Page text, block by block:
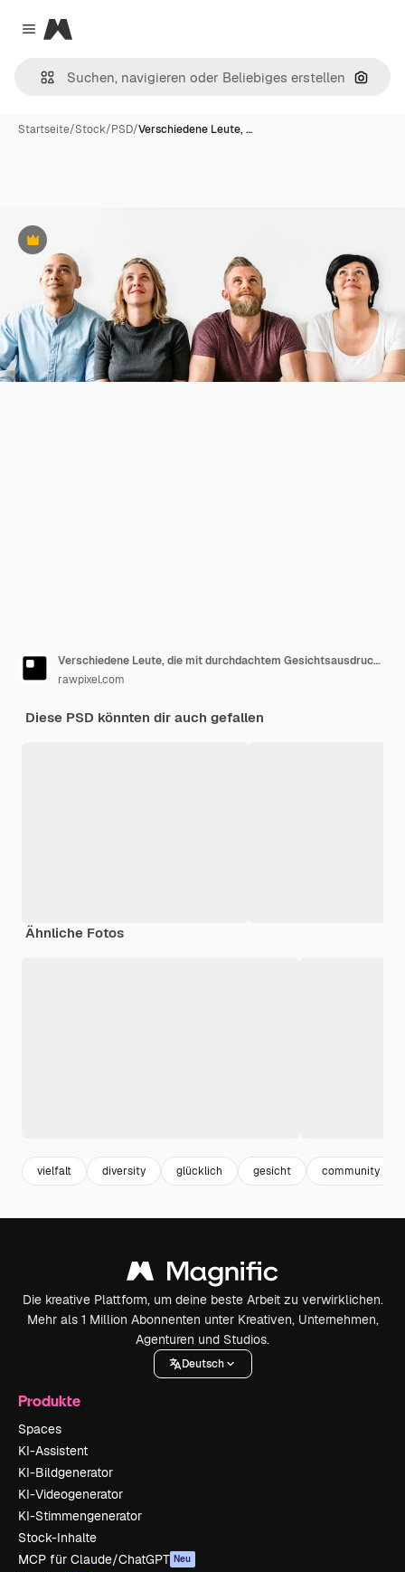
Close menu
Magnific
Nach
Startseite/Stock/PSD/Verschiedene Leute, …
Premium
Verschiedene Leute, die mit durchdachtem Gesichtsausdruck sitzen
rawpixel.com
Diese PSD könnten dir auch gefallen
Ähnliche Fotos
vielfalt diversity glücklich gesicht community
Die kreative Plattform, um deine beste Arbeit zu verwirklichen.
Mehr als 1 Million Abonnenten unter Kreativen, Unternehmen,
Agenturen und Studios.
Deutsch
Produkte
Spaces
KI-Assistent
KI-Bildgenerator
KI-Videogenerator
KI-Stimmengenerator
Stock-Inhalte
MCP für Claude/ChatGPT Neu